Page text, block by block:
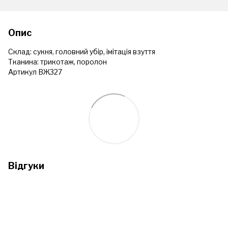
Опис
Склад: сукня, головний убір, імітація взуття
Тканина: трикотаж, поролон
Артикул ВЖ327
Відгуки